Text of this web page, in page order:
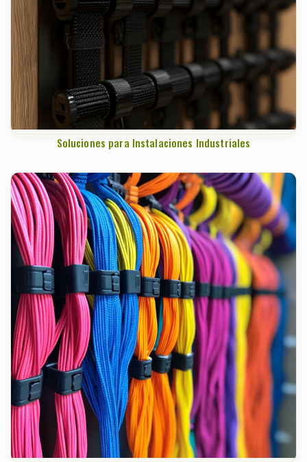
Soluciones para Instalaciones Industriales